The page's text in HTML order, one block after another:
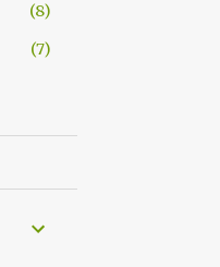
8
7
26